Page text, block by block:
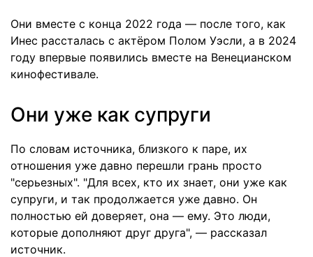
Они вместе с конца 2022 года — после того, как
Инес рассталась с актёром Полом Уэсли, а в 2024
году впервые появились вместе на Венецианском
кинофестивале.
Они уже как супруги
По словам источника, близкого к паре, их
отношения уже давно перешли грань просто
"серьезных". "Для всех, кто их знает, они уже как
супруги, и так продолжается уже давно. Он
полностью ей доверяет, она — ему. Это люди,
которые дополняют друг друга", — рассказал
источник.